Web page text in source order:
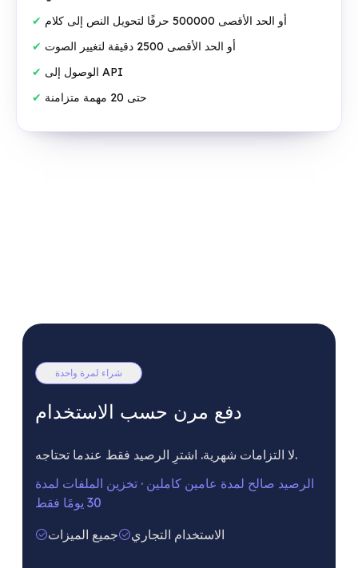
أو الحد الأقصى 500000 حرفًا لتحويل النص إلى كلام
أو الحد الأقصى 2500 دقيقة لتغيير الصوت
الوصول إلى API
حتى 20 مهمة متزامنة
شراء لمرة واحدة
دفع مرن حسب الاستخدام
لا التزامات شهرية. اشترِ الرصيد فقط عندما تحتاجه.
الرصيد صالح لمدة عامين كاملين · تخزين الملفات لمدة
30 يومًا فقط
جميع الميزات
الاستخدام التجاري